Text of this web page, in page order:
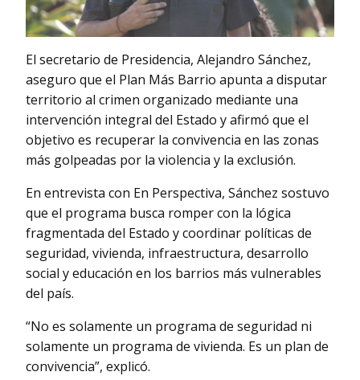
El secretario de Presidencia, Alejandro Sánchez,
aseguro que el Plan Más Barrio apunta a disputar
territorio al crimen organizado mediante una
intervención integral del Estado y afirmó que el
objetivo es recuperar la convivencia en las zonas
más golpeadas por la violencia y la exclusión.
En entrevista con En Perspectiva, Sánchez sostuvo
que el programa busca romper con la lógica
fragmentada del Estado y coordinar políticas de
seguridad, vivienda, infraestructura, desarrollo
social y educación en los barrios más vulnerables
del país.
“No es solamente un programa de seguridad ni
solamente un programa de vivienda. Es un plan de
convivencia”, explicó.